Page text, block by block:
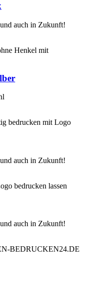
auch in Zukunft!
auch in Zukunft!
auch in Zukunft!